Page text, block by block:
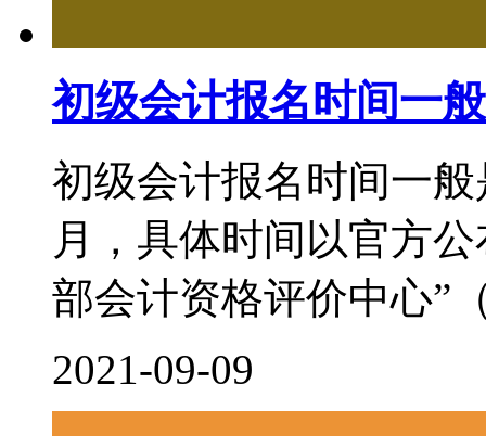
初级会计报名时间一
初级会计报名时间一
月，具体时间以官方
部会计资格评价中心”
2021-09-09